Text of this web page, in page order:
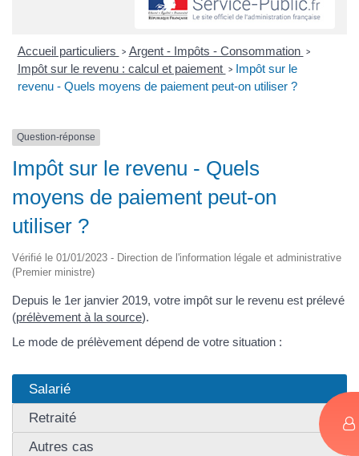
Accueil particuliers > Argent - Impôts - Consommation >
Impôt sur le revenu : calcul et paiement > Impôt sur le
revenu - Quels moyens de paiement peut-on utiliser ?
Question-réponse
Impôt sur le revenu - Quels
moyens de paiement peut-on
utiliser ?
Vérifié le 01/01/2023 - Direction de l'information légale et administrative
(Premier ministre)
Depuis le 1er janvier 2019, votre impôt sur le revenu est prélevé
(prélèvement à la source).
Le mode de prélèvement dépend de votre situation :
Salarié
Retraité
Autres cas